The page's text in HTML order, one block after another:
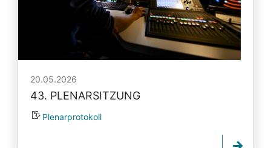
20.05.2026
43. PLENARSITZUNG
Plenarprotokoll